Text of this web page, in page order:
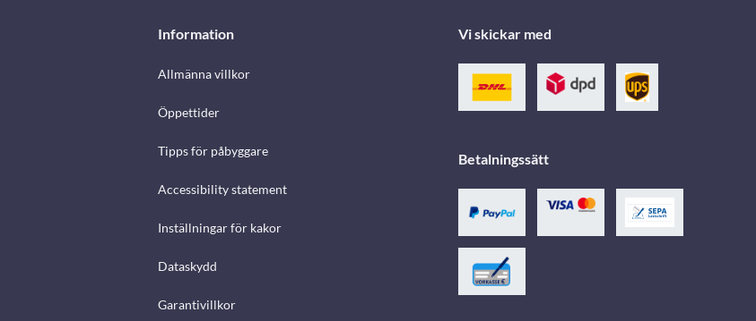
Information
Allmänna villkor
Öppettider
Tipps för påbyggare
Accessibility statement
Inställningar för kakor
Dataskydd
Garantivillkor
Vi skickar med
Betalningssätt